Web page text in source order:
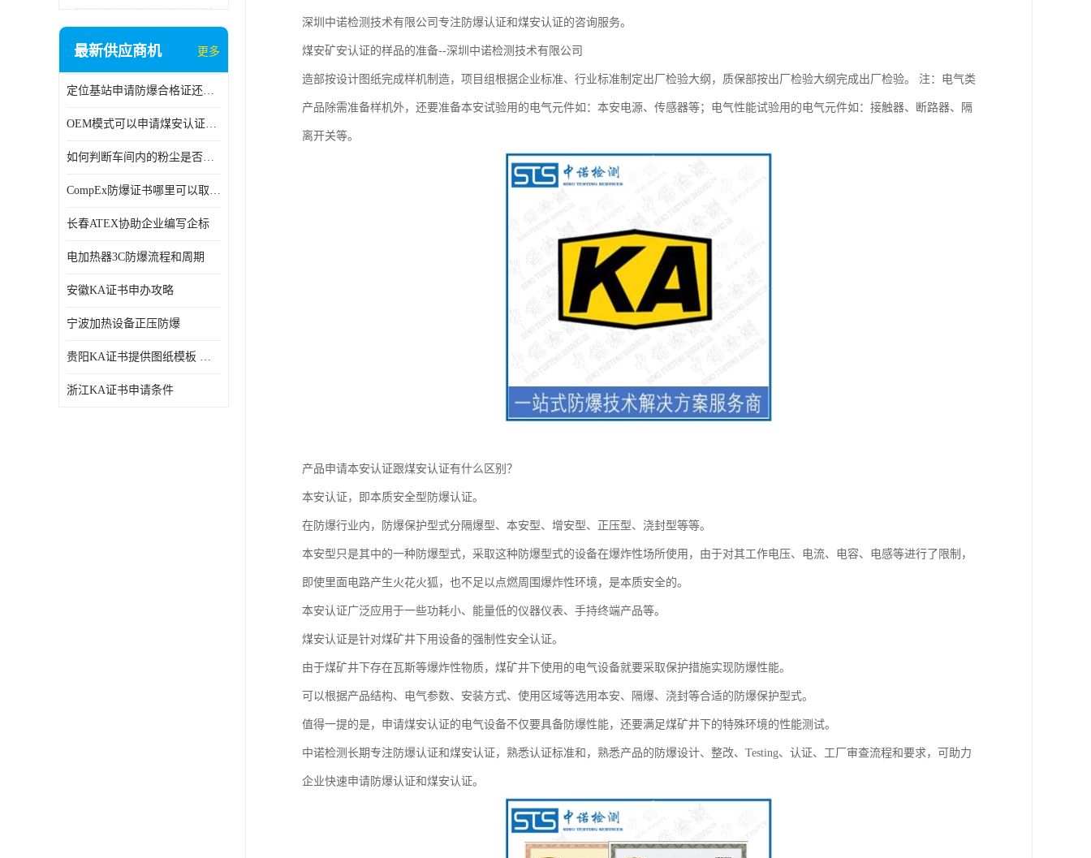
最新供应商机 更多
定位基站申请防爆合格证还是防爆3C认证呢？
OEM模式可以申请煤安认证吗？
如何判断车间内的粉尘是否为爆炸性粉尘？
CompEx防爆证书哪里可以取得？
长春ATEX协助企业编写企标
电加热器3C防爆流程和周期
安徽KA证书申办攻略
宁波加热设备正压防爆
贵阳KA证书提供图纸模板 深圳中诺检测
浙江KA证书申请条件
深圳中诺检测技术有限公司专注防爆认证和煤安认证的咨询服务。
煤安矿安认证的样品的准备--深圳中诺检测技术有限公司
造部按设计图纸完成样机制造，项目组根据企业标准、行业标准制定出厂检验大纲，质保部按出厂检验大纲完成出厂检验。 注：电气类
产品除需准备样机外，还要准备本安试验用的电气元件如：本安电源、传感器等；电气性能试验用的电气元件如：接触器、断路器、隔
离开关等。
产品申请本安认证跟煤安认证有什么区别？
本安认证，即本质安全型防爆认证。
在防爆行业内，防爆保护型式分隔爆型、本安型、增安型、正压型、浇封型等等。
本安型只是其中的一种防爆型式，采取这种防爆型式的设备在爆炸性场所使用，由于对其工作电压、电流、电容、电感等进行了限制，
即使里面电路产生火花火狐，也不足以点燃周围爆炸性环境，是本质安全的。
本安认证广泛应用于一些功耗小、能量低的仪器仪表、手持终端产品等。
煤安认证是针对煤矿井下用设备的强制性安全认证。
由于煤矿井下存在瓦斯等爆炸性物质，煤矿井下使用的电气设备就要采取保护措施实现防爆性能。
可以根据产品结构、电气参数、安装方式、使用区域等选用本安、隔爆、浇封等合适的防爆保护型式。
值得一提的是，申请煤安认证的电气设备不仅要具备防爆性能，还要满足煤矿井下的特殊环境的性能测试。
中诺检测长期专注防爆认证和煤安认证，熟悉认证标准和，熟悉产品的防爆设计、整改、Testing、认证、工厂审查流程和要求，可助力
企业快速申请防爆认证和煤安认证。